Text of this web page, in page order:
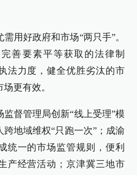
用好政府和市场“两只手”。
善要素平等获取的法律制
法力度，健全优胜劣汰的市
更有效。
督管理局创新“线上受理”模
地域维权“只跑一次”；成渝
统一的市场监管规则，便利
产经营活动；京津冀三地市